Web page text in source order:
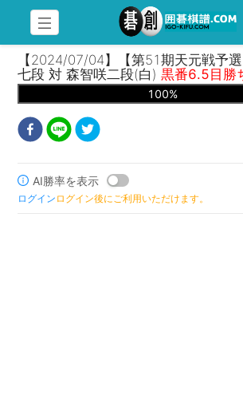
【2024/07/04】【第51期天元戦予
七段 対 森智咲二段(白)黒番6.5目勝
100%
AI勝率を表示
ログイン ログイン後にご利用いただけます。